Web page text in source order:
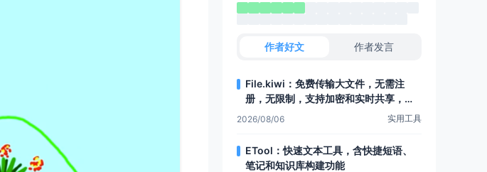
作者好文 作者发言
File.kiwi：免费传输大文件，无需注
册，无限制，支持加密和实时共享，还
有Web文件夹功能
2026/08/06 实用工具
ETool：快速文本工具，含快捷短语、
笔记和知识库构建功能